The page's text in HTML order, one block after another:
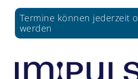
Termine können jederzeit
werden